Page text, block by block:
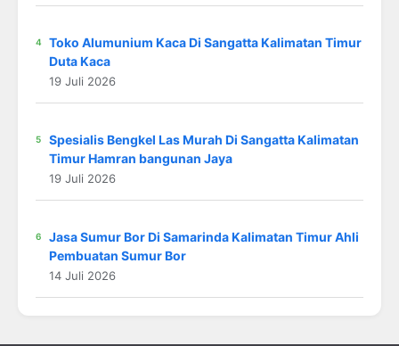
Toko Alumunium Kaca Di Sangatta Kalimatan Timur
Duta Kaca
19 Juli 2026
Spesialis Bengkel Las Murah Di Sangatta Kalimatan
Timur Hamran bangunan Jaya
19 Juli 2026
Jasa Sumur Bor Di Samarinda Kalimatan Timur Ahli
Pembuatan Sumur Bor
14 Juli 2026